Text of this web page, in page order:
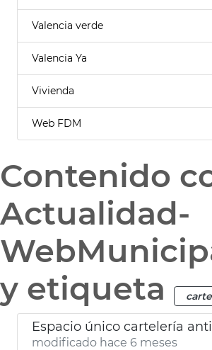
Valencia verde
Valencia Ya
Vivienda
Web FDM
Contenido
Actualidad-
y etiqueta
modificado hace 6 meses